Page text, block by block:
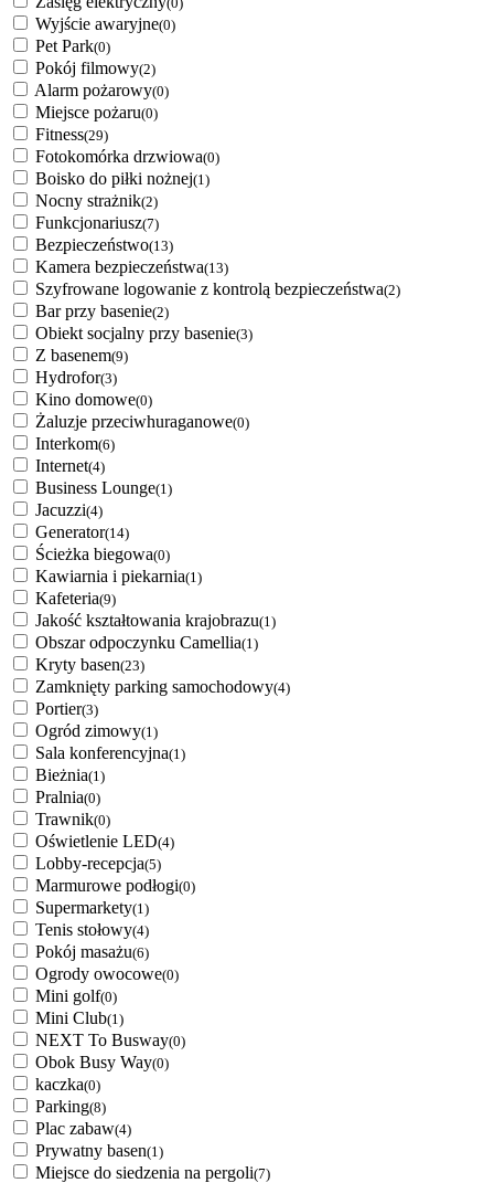
Wyjście awaryjne(0)
Pet Park(0)
Pokój filmowy(2)
Alarm pożarowy(0)
Miejsce pożaru(0)
Fitness(29)
Fotokomórka drzwiowa(0)
Boisko do piłki nożnej(1)
Nocny strażnik(2)
Funkcjonariusz(7)
Bezpieczeństwo(13)
Kamera bezpieczeństwa(13)
Szyfrowane logowanie z kontrolą bezpieczeństwa(2)
Bar przy basenie(2)
Obiekt socjalny przy basenie(3)
Z basenem(9)
Hydrofor(3)
Kino domowe(0)
Żaluzje przeciwhuraganowe(0)
Interkom(6)
Internet(4)
Business Lounge(1)
Jacuzzi(4)
Generator(14)
Ścieżka biegowa(0)
Kawiarnia i piekarnia(1)
Kafeteria(9)
Jakość kształtowania krajobrazu(1)
Obszar odpoczynku Camellia(1)
Kryty basen(23)
Zamknięty parking samochodowy(4)
Portier(3)
Ogród zimowy(1)
Sala konferencyjna(1)
Bieżnia(1)
Pralnia(0)
Trawnik(0)
Oświetlenie LED(4)
Lobby-recepcja(5)
Marmurowe podłogi(0)
Supermarkety(1)
Tenis stołowy(4)
Pokój masażu(6)
Ogrody owocowe(0)
Mini golf(0)
Mini Club(1)
NEXT To Busway(0)
Obok Busy Way(0)
kaczka(0)
Parking(8)
Plac zabaw(4)
Prywatny basen(1)
Miejsce do siedzenia na pergoli(7)